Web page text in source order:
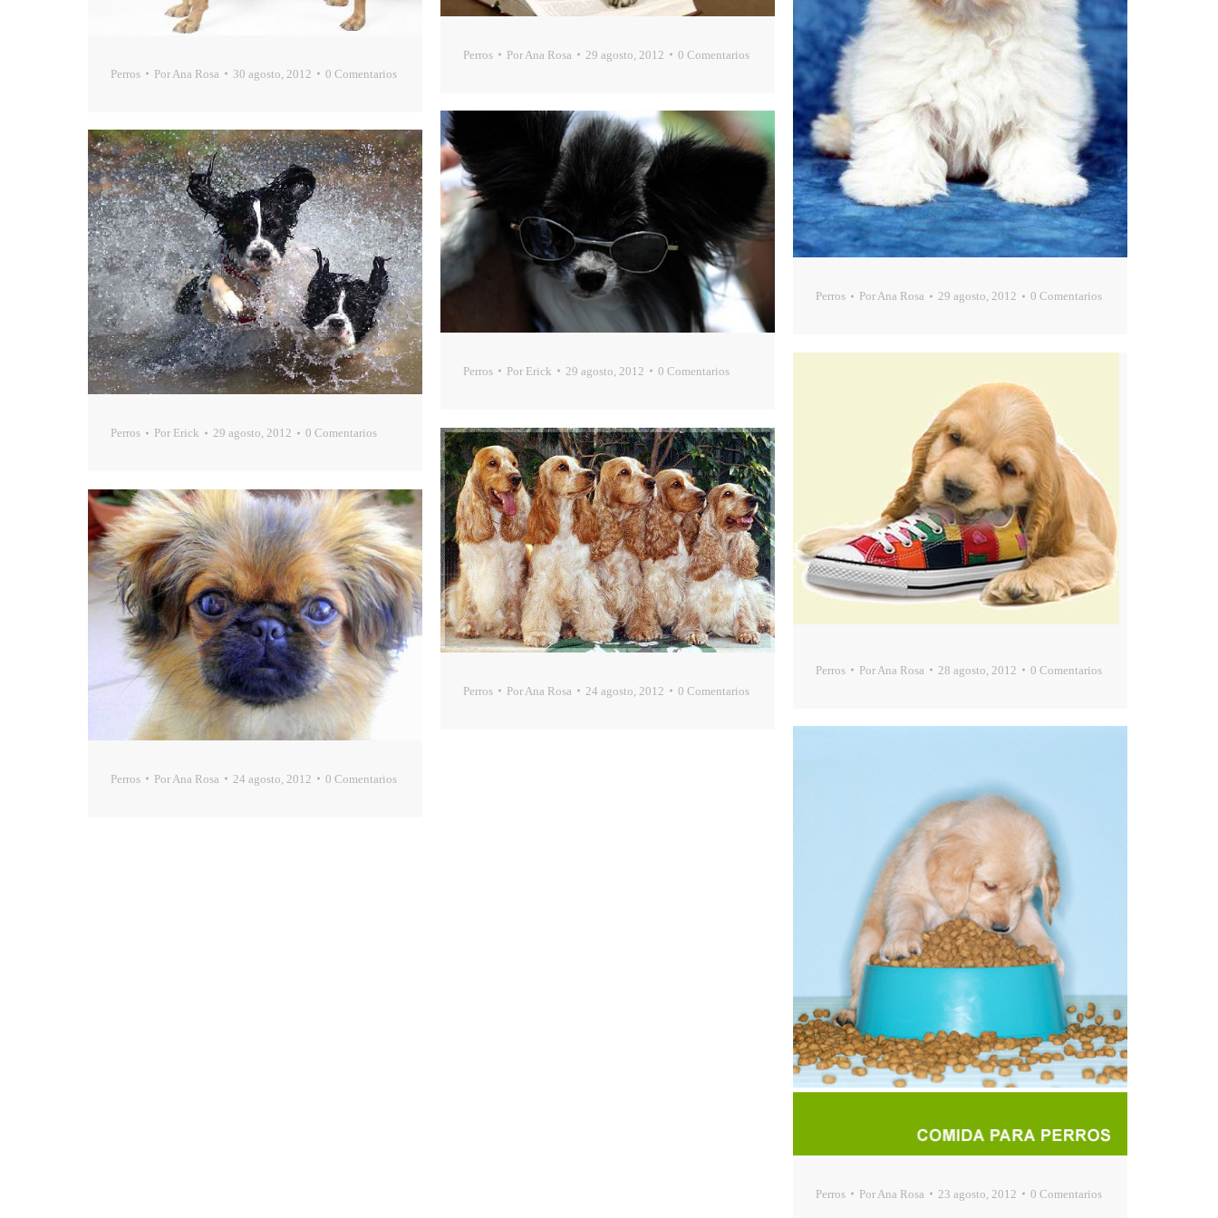
Perros Por Ana Rosa 30 agosto, 2012 0 Comentarios
Perros Por Ana Rosa 29 agosto, 2012 0 Comentarios
Perros PorAna Rosa 29 agosto, 2012 0 Comentarios
Perros Por Erick 29 agosto, 2012 0 Comentarios
Perros Por Erick 29 agosto, 2012 0 Comentarios
Perros Por Ana Rosa 28 agosto, 2012
0 Comentarios
Perros
Por Ana Rosa 24 agosto, 2012 0 Comentarios
Perros Por Ana Rosa 24 agosto, 2012 0 Comentarios
Perros Por Ana Rosa 23 agosto, 2012 0 Comentarios